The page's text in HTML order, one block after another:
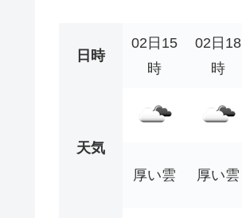
日時
02日15
時
02日18
時
天気
厚い雲
厚い雲